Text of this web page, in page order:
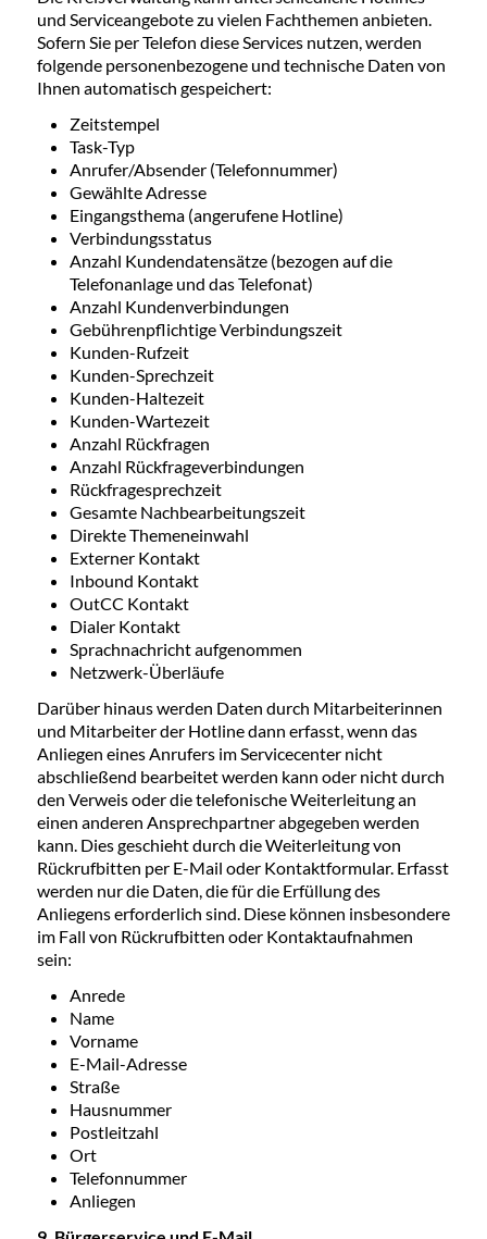
und Serviceangebote zu vielen Fachthemen anbieten.
Sofern Sie per Telefon diese Services nutzen, werden
folgende personenbezogene und technische Daten von
Ihnen automatisch gespeichert:
Zeitstempel
Task-Typ
Anrufer/Absender (Telefonnummer)
Gewählte Adresse
Eingangsthema (angerufene Hotline)
Verbindungsstatus
Anzahl Kundendatensätze (bezogen auf die
Telefonanlage und das Telefonat)
Anzahl Kundenverbindungen
Gebührenpflichtige Verbindungszeit
Kunden-Rufzeit
Kunden-Sprechzeit
Kunden-Haltezeit
Kunden-Wartezeit
Anzahl Rückfragen
Anzahl Rückfrageverbindungen
Rückfragesprechzeit
Gesamte Nachbearbeitungszeit
Direkte Themeneinwahl
Externer Kontakt
Inbound Kontakt
OutCC Kontakt
Dialer Kontakt
Sprachnachricht aufgenommen
Netzwerk-Überläufe
Darüber hinaus werden Daten durch Mitarbeiterinnen
und Mitarbeiter der Hotline dann erfasst, wenn das
Anliegen eines Anrufers im Servicecenter nicht
abschließend bearbeitet werden kann oder nicht durch
den Verweis oder die telefonische Weiterleitung an
einen anderen Ansprechpartner abgegeben werden
kann. Dies geschieht durch die Weiterleitung von
Rückrufbitten per E-Mail oder Kontaktformular. Erfasst
werden nur die Daten, die für die Erfüllung des
Anliegens erforderlich sind. Diese können insbesondere
im Fall von Rückrufbitten oder Kontaktaufnahmen
sein:
Anrede
Name
Vorname
E-Mail-Adresse
Straße
Hausnummer
Postleitzahl
Ort
Telefonnummer
Anliegen